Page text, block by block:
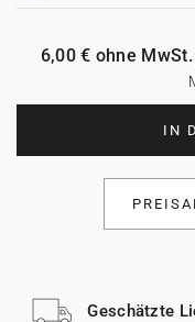
IN
6,00 € ohne MwSt.
Geschätzte